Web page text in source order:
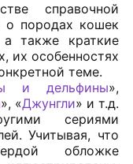
справочной
о породах кошек
также краткие
их особенностях
теме.
и дельфины»,
», «Джунгли» и т.д.
сериями
Учитывая, что
обложке